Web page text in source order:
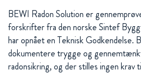
BEWI Radon Solution er
forskrifter fra den norske Sintef
har opnået en Teknisk Godkendelse.
dokumentere trygge og
radonsikring, og der stilles ingen krav